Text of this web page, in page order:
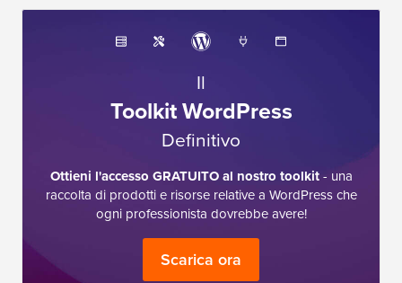
Il
Toolkit WordPress
Definitivo
Ottieni l'accesso GRATUITO al nostro toolkit- una
raccolta di prodotti e risorse relative a WordPress che
ogni professionista dovrebbe avere!
Scarica ora